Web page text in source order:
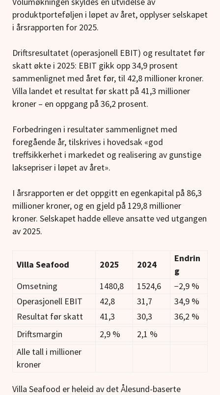
produktporteføljen i løpet av året, opplyser selskapet
i årsrapporten for 2025.
Driftsresultatet (operasjonell EBIT) og resultatet før
skatt økte i 2025: EBIT gikk opp 34,9 prosent
sammenlignet med året før, til 42,8 millioner kroner.
Villa landet et resultat før skatt på 41,3 millioner
kroner – en oppgang på 36,2 prosent.
Forbedringen i resultater sammenlignet med
foregående år, tilskrives i hovedsak «god
treffsikkerhet i markedet og realisering av gunstige
laksepriser i løpet av året».
I årsrapporten er det oppgitt en egenkapital på 86,3
millioner kroner, og en gjeld på 129,8 millioner
kroner. Selskapet hadde elleve ansatte ved utgangen
av 2025.
Villa Seafood 2025 2024
Endrin
g
Omsetning
1480,8 1524,6
−2,9 %
Operasjonell EBIT
42,8 31,7
34,9 %
Resultat før skatt
41,3 30,3
36,2 %
Driftsmargin
2,9 %
2,1 %
Alle tall i millioner
kroner
Villa Seafood er heleid av det Ålesund-baserte